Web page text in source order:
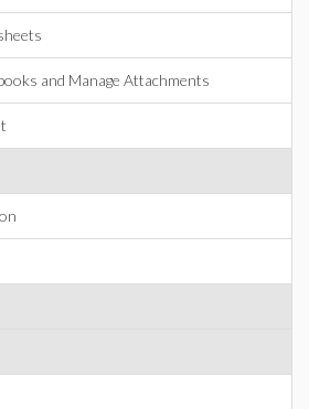
and Manage Attachments